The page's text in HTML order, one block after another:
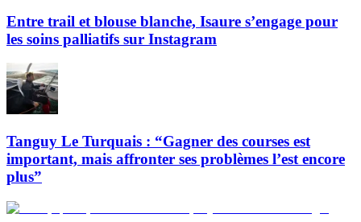
Entre trail et blouse blanche, Isaure s’engage pour
les soins palliatifs sur Instagram
Tanguy Le Turquais : “Gagner des courses est
important, mais affronter ses problèmes l’est encore
plus”